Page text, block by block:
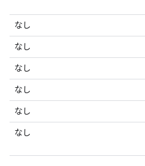
なし
なし
なし
なし
なし
なし